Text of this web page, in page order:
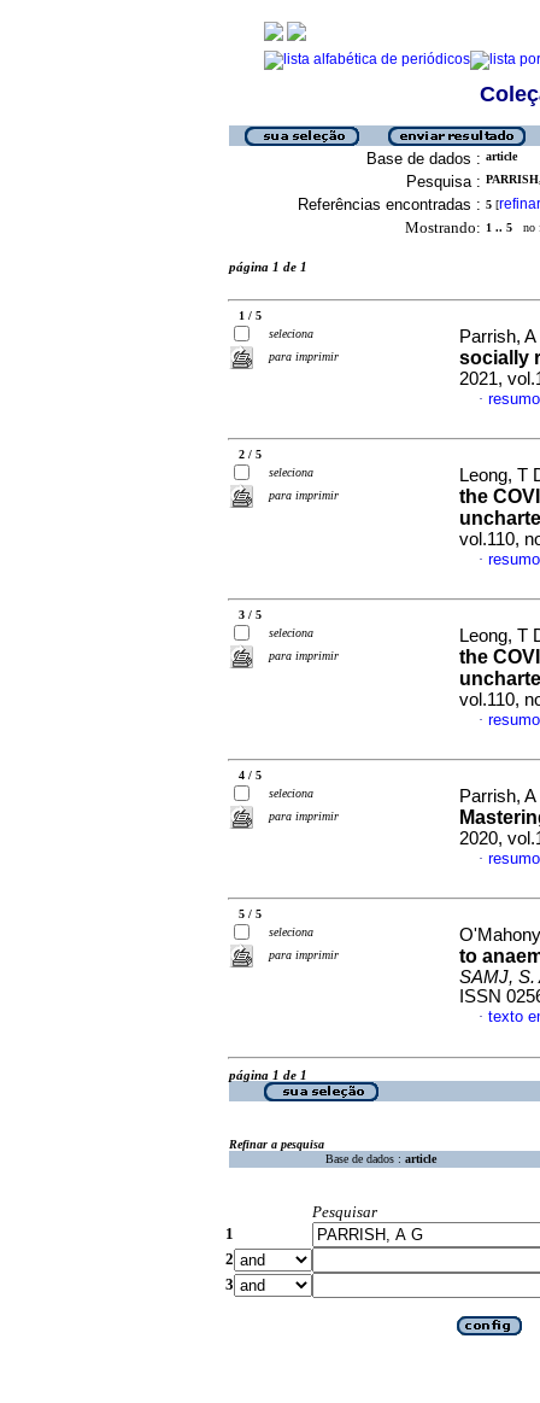
Base de dados : article
Pesquisa :
Referências encontradas : 5 [refinar
Mostrando: 1 .. 5 no
página 1 de 1
1 / 5
seleciona
para imprimir
Parrish,
socially
2021,
·
2 / 5
seleciona
para imprimir
Leong, T
the
vol.110,
·
3 / 5
seleciona
para imprimir
Leong, T
the
vol.110,
·
4 / 5
seleciona
para imprimir
Parrish,
2020,
·
5 / 5
seleciona
para imprimir
to
SAMJ, S.
ISSN
· texto
página 1 de 1
Refinar a pesquisa
Base de dados : article
Pesquisar
1
2
3